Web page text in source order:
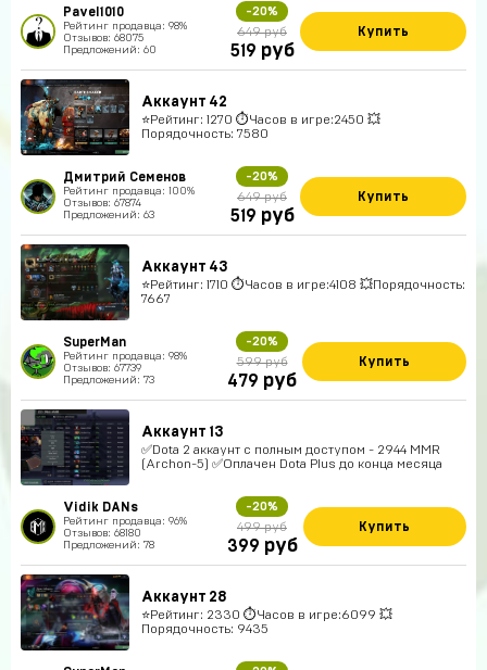
Pavel1010
Рейтинг продавца: 98%
Отзывов: 68075
Предложений: 60
-20%
649 руб
519 руб
Купить
Аккаунт 42
⭐️Рейтинг: 1270 ⏱Часов в игре:2450 💥
Порядочность: 7580
Дмитрий Семенов
Рейтинг продавца: 100%
Отзывов: 67874
Предложений: 63
-20%
649 руб
519 руб
Купить
Аккаунт 43
⭐️Рейтинг: 1710 ⏱Часов в игре:4108 💥Порядочность:
7667
SuperMan
Рейтинг продавца: 98%
Отзывов: 67739
Предложений: 73
-20%
599 руб
479 руб
Купить
Аккаунт 13
✅Dota 2 аккаунт с полным доступом - 2944 MMR
(Archon-5) ✅Оплачен Dota Plus до конца месяца
Vidik DANs
Рейтинг продавца: 96%
Отзывов: 68180
Предложений: 78
-20%
499 руб
399 руб
Купить
Аккаунт 28
⭐️Рейтинг: 2330 ⏱Часов в игре:6099 💥
Порядочность: 9435